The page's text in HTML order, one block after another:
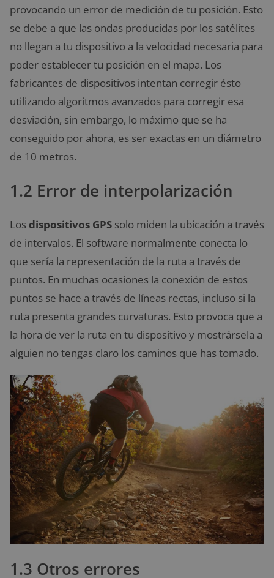
provocando un error de medición de tu posición. Esto
se debe a que las ondas producidas por los satélites
no llegan a tu dispositivo a la velocidad necesaria para
poder establecer tu posición en el mapa. Los
fabricantes de dispositivos intentan corregir ésto
utilizando algoritmos avanzados para corregir esa
desviación, sin embargo, lo máximo que se ha
conseguido por ahora, es ser exactas en un diámetro
de 10 metros.
1.2 Error de interpolarización
Los dispositivos GPS solo miden la ubicación a través
de intervalos. El software normalmente conecta lo
que sería la representación de la ruta a través de
puntos. En muchas ocasiones la conexión de estos
puntos se hace a través de líneas rectas, incluso si la
ruta presenta grandes curvaturas. Esto provoca que a
la hora de ver la ruta en tu dispositivo y mostrársela a
alguien no tengas claro los caminos que has tomado.
1.3 Otros errores